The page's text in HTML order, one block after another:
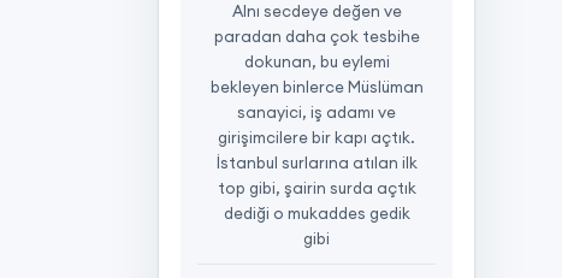
Alnı secdeye değen ve
paradan daha çok tesbihe
dokunan, bu eylemi
bekleyen binlerce Müslüman
sanayici, iş adamı ve
girişimcilere bir kapı açtık.
İstanbul surlarına atılan ilk
top gibi, şairin surda açtık
dediği o mukaddes gedik
gibi